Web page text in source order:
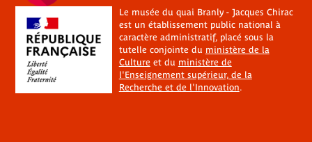
Le musée du quai Branly - Jacques Chirac
est un établissement public national à
caractère administratif, placé sous la
tutelle conjointe du ministère de la
Cultureet du ministère de
l'Enseignement supérieur, de la
Recherche et de l'Innovation.